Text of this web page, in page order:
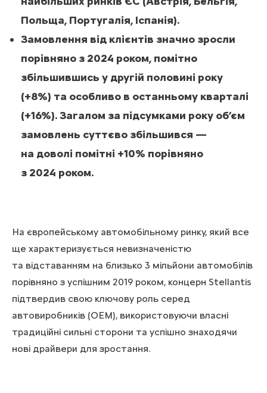
Польща, Португалія, Іспанія).
Замовлення від клієнтів значно зросли
порівняно з 2024 роком, помітно
збільшившись у другій половині року
(+8%) та особливо в останньому кварталі
(+16%). Загалом за підсумками року об’єм
замовлень суттєво збільшився —
на доволі помітні +10% порівняно
з 2024 роком.
На європейському автомобільному ринку, який все
ще характеризується невизначеністю
та відставанням на близько 3 мільйони автомобілів
порівняно з успішним 2019 роком, концерн Stellantis
підтвердив свою ключову роль серед
автовиробників (OEM), використовуючи власні
традиційні сильні сторони та успішно знаходячи
нові драйвери для зростання.